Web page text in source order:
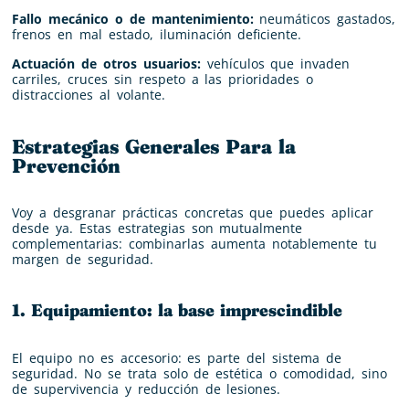
Fallo mecánico o de mantenimiento:neumáticos gastados,
frenos en mal estado, iluminación deficiente.
Actuación de otros usuarios:vehículos que invaden
carriles, cruces sin respeto a las prioridades o
distracciones al volante.
Estrategias Generales Para la
Prevención
Voy a desgranar prácticas concretas que puedes aplicar
desde ya. Estas estrategias son mutualmente
complementarias: combinarlas aumenta notablemente tu
margen de seguridad.
1. Equipamiento: la base imprescindible
El equipo no es accesorio: es parte del sistema de
seguridad. No se trata solo de estética o comodidad, sino
de supervivencia y reducción de lesiones.